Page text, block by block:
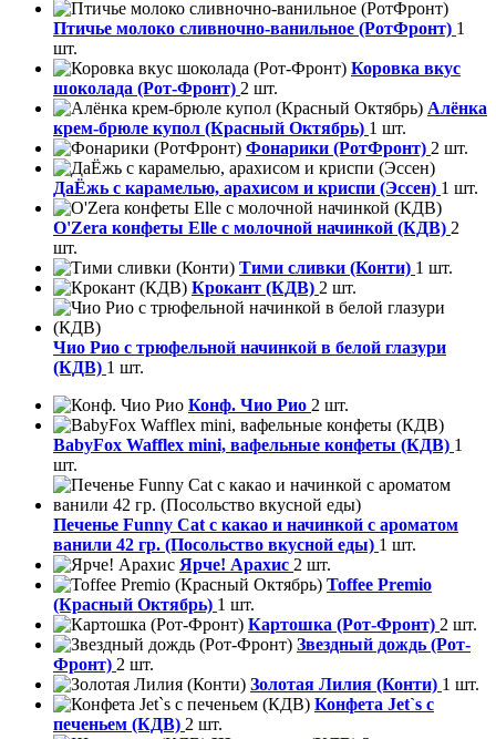
Птичье молоко сливночно-ванильное (РотФронт) 1
шт.
Коровка вкус
шоколада (Рот-Фронт) 2 шт.
Алёнка
крем-брюле купол (Красный Октябрь) 1 шт.
Фонарики (РотФронт) 2 шт.
ДаЁжь с карамелью, арахисом и криспи (Эссен) 1 шт.
O'Zera конфеты Elle с молочной начинкой (КДВ) 2
шт.
Тими сливки (Конти) 1 шт.
Крокант (КДВ) 2 шт.
Чио Рио с трюфельной начинкой в белой глазури
(КДВ) 1 шт.
Конф. Чио Рио 2 шт.
BabyFox Wafflex mini, вафельные конфеты (КДВ) 1
шт.
Печенье Funny Сat с какао и начинкой с ароматом
ванили 42 гр. (Посольство вкусной еды) 1 шт.
Ярче! Арахис 2 шт.
Toffee Premio
(Красный Октябрь) 1 шт.
Картошка (Рот-Фронт) 2 шт.
Звездный дождь (Рот-
Фронт) 2 шт.
Золотая Лилия (Конти) 1 шт.
Конфета Jet`s с
печеньем (КДВ) 2 шт.